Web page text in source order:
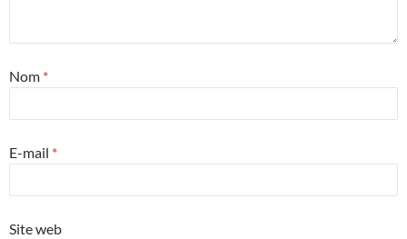
Nom *
E-mail *
Site web